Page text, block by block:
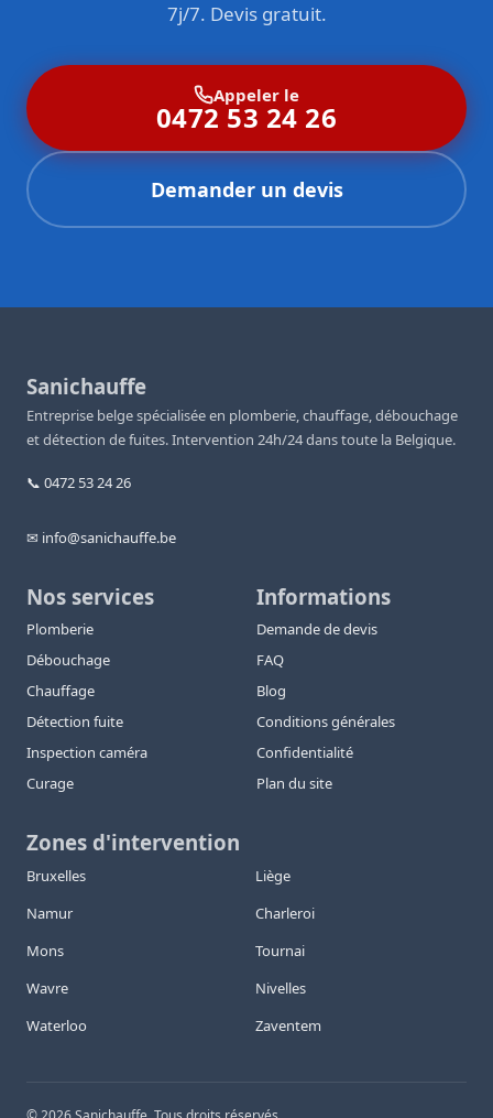
7j/7. Devis gratuit.
Appeler le
0472 53 24 26
Demander un devis
Sanichauffe
Entreprise belge spécialisée en plomberie, chauffage, débouchage
et détection de fuites. Intervention 24h/24 dans toute la Belgique.
📞 0472 53 24 26
✉ info@sanichauffe.be
Nos services
Plomberie
Débouchage
Chauffage
Détection fuite
Inspection caméra
Curage
Informations
Demande de devis
FAQ
Blog
Conditions générales
Confidentialité
Plan du site
Zones d'intervention
Bruxelles
Liège
Namur
Charleroi
Mons
Tournai
Wavre
Nivelles
Waterloo
Zaventem